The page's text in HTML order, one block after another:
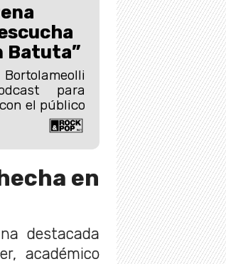
Batuta”
para
el público
en
destacada
académico